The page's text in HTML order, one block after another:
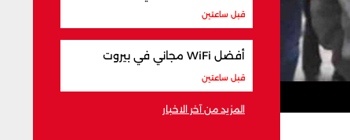
قبل ساعتين
أفضل WiFi مجاني في بيروت
قبل ساعتين
المزيد من آخر الاخبار